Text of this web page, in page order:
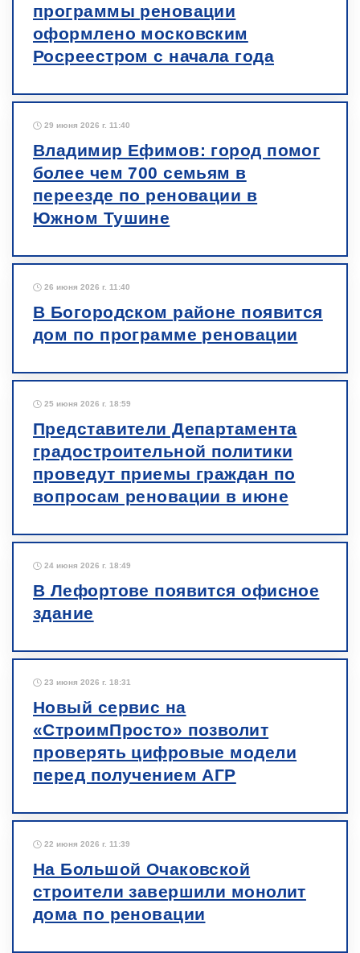
программы реновации
оформлено московским
Росреестром с начала года
29 июня 2026 г. 11:40
Владимир Ефимов: город помог
более чем 700 семьям в
переезде по реновации в
Южном Тушине
26 июня 2026 г. 11:40
В Богородском районе появится
дом по программе реновации
25 июня 2026 г. 18:59
Представители Департамента
градостроительной политики
проведут приемы граждан по
вопросам реновации в июне
24 июня 2026 г. 18:49
В Лефортове появится офисное
здание
23 июня 2026 г. 18:31
Новый сервис на
«СтроимПросто» позволит
проверять цифровые модели
перед получением АГР
22 июня 2026 г. 11:39
На Большой Очаковской
строители завершили монолит
дома по реновации